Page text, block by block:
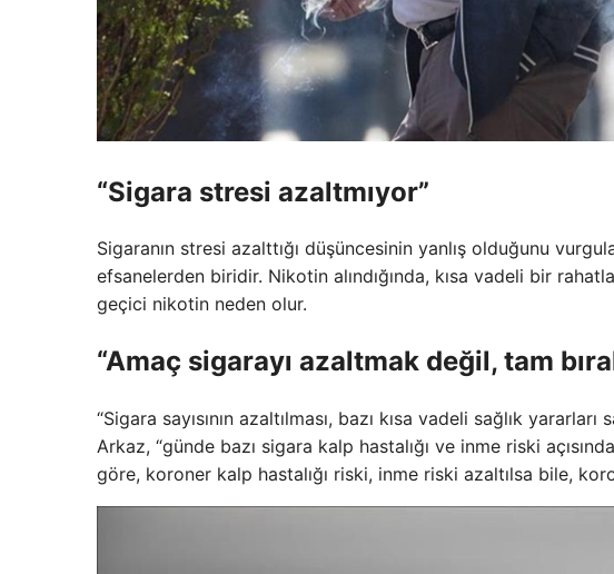
“Sigara stresi azaltmıyor”
Sigaranın stresi azalttığı düşüncesinin yanlış olduğunu
efsanelerden biridir. Nikotin alındığında, kısa vadeli bir
geçici nikotin neden olur.
“Amaç sigarayı azaltmak değil, tam
“Sigara sayısının azaltılması, bazı kısa vadeli sağlık
Arkaz, “günde bazı sigara kalp hastalığı ve inme riski
göre, koroner kalp hastalığı riski, inme riski azaltılsa bile,